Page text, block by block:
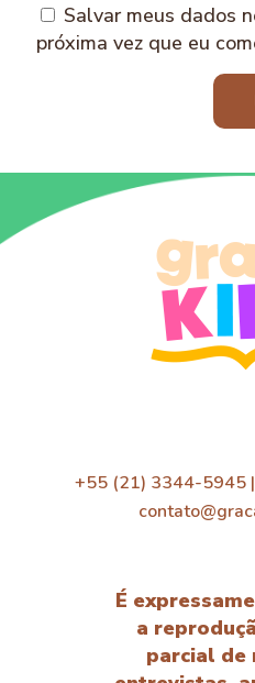
Salvar meus dados
próxima vez que eu
+55 (21) 3344-5945
É
a
parcial de